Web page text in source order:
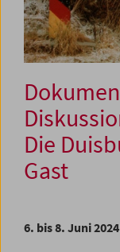
Die
Gast
6. bis 8. Juni 2024